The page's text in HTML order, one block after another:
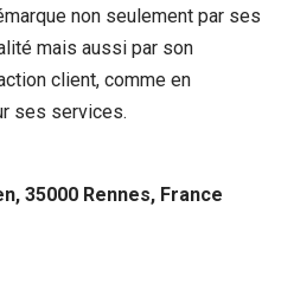
non seulement par ses
mais aussi par son
client, comme en
ses services.
35000 Rennes, France